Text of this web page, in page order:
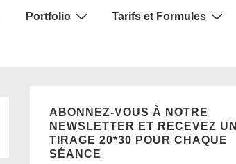
Portfolio Tarifs et Formules
ABONNEZ-VOUS À NOTRE
NEWSLETTER ET RECEVEZ UN
TIRAGE 20*30 POUR CHAQUE
SÉANCE